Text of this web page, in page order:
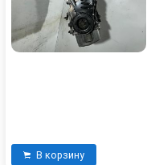
В корзину